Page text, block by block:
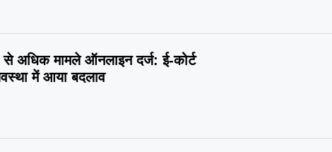
अधिक मामले ऑनलाइन दर्ज: ई-कोर्ट
में आया बदलाव